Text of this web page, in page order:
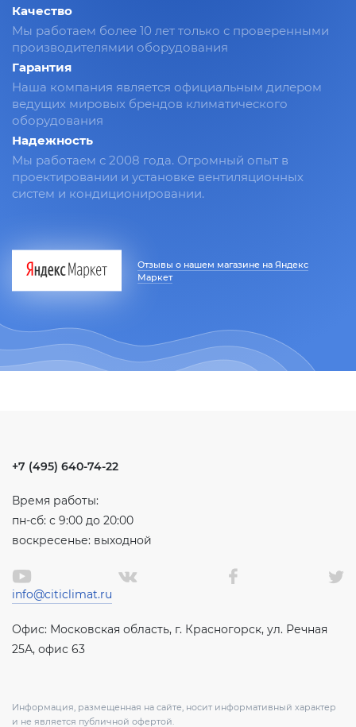
Качество
Мы работаем более 10 лет только с проверенными
производителямии оборудования
Гарантия
Наша компания является официальным дилером
ведущих мировых брендов климатического
оборудования
Надежность
Мы работаем с 2008 года. Огромный опыт в
проектировании и установке вентиляционных
систем и кондиционировании.
Отзывы о нашем магазине на Яндекс
Маркет
+7 (495) 640-74-22
Время работы:
пн-сб: с 9:00 до 20:00
воскресенье: выходной
info@citiclimat.ru
Офис: Московская область, г. Красногорск, ул. Речная
25А, офис 63
Информация, размещенная на сайте, носит информативный характер
и не является публичной офертой.